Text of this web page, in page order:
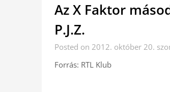
Az X Faktor
P.J.Z.
Posted on 2012. október 20.
Forrás: RTL Klub